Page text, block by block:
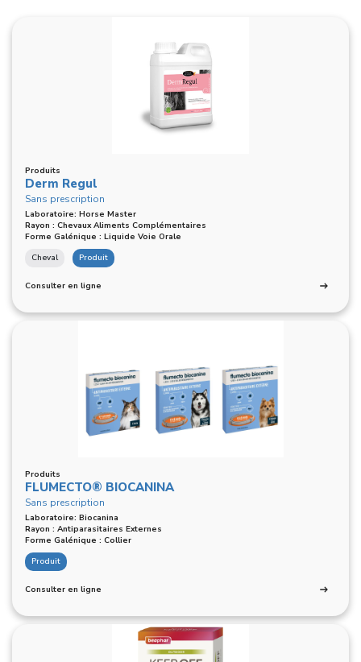
Produits
Derm Regul
Sans prescription
Laboratoire: Horse Master
Rayon : Chevaux Aliments Complémentaires
Forme Galénique : Liquide Voie Orale
Cheval
Produit
Consulter en ligne
Produits
FLUMECTO® BIOCANINA
Sans prescription
Laboratoire: Biocanina
Rayon : Antiparasitaires Externes
Forme Galénique : Collier
Produit
Consulter en ligne